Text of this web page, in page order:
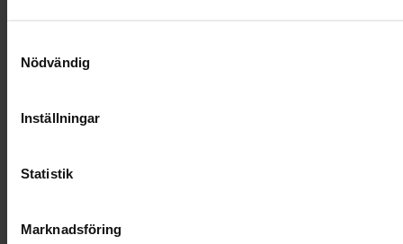
Nödvändig
Inställningar
Statistik
Marknadsföring